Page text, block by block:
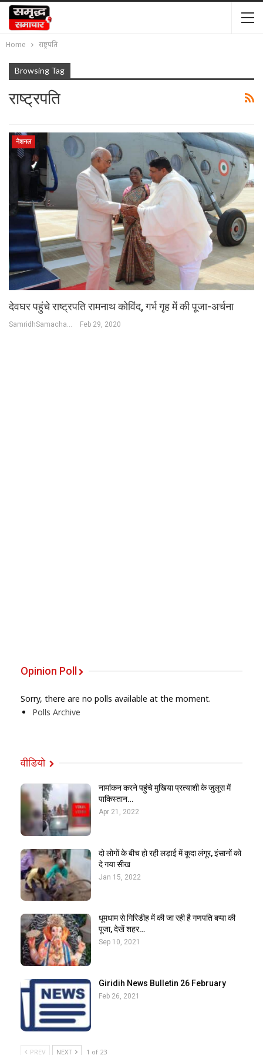
Home राष्ट्रपति
Browsing Tag
राष्ट्रपति
नेशनल
देवघर पहुंचे राष्ट्रपति रामनाथ कोविंद, गर्भ गृह में की पूजा-अर्चना
Feb 29, 2020
Opinion Poll
Sorry, there are no polls available at the moment.
Polls Archive
वीडियो
नामांकन करने पहुंचे मुखिया प्रत्याशी के जुलूस में
पाकिस्तान…
Apr 21, 2022
दो लोगों के बीच हो रही लड़ाई में कूदा लंगूर, इंसानों को
दे गया सीख
Jan 15, 2022
धूमधाम से गिरिडीह में की जा रही है गणपति बप्पा की
पूजा, देखें शहर…
Sep 10, 2021
Giridih News Bulletin 26 February
Feb 26, 2021
PREV NEXT 1 of 23